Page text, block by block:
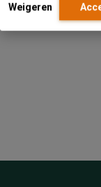
Weigeren